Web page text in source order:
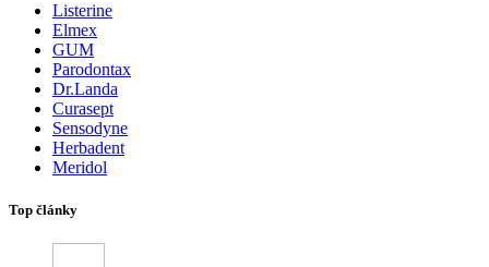
Listerine
Elmex
GUM
Parodontax
Dr.Landa
Curasept
Sensodyne
Herbadent
Meridol
Top články